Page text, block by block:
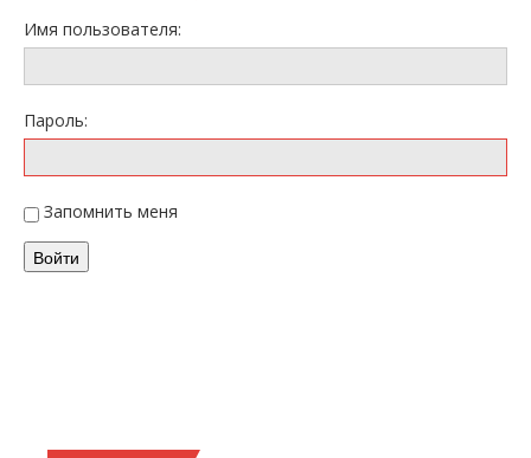
Имя пользователя:
Пароль:
Запомнить меня
Войти